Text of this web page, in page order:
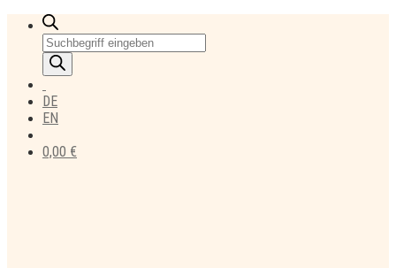
Products
search
DE
EN
0,00 €